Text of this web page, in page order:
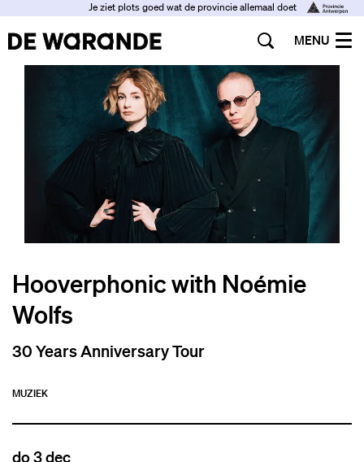
Je ziet plots goed wat de provincie allemaal doet
MENU
Hooverphonic with Noémie
Wolfs
30 Years Anniversary Tour
MUZIEK
do 3 dec